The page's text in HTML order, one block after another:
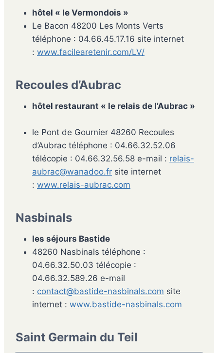
hôtel « le Vermondois »
Le Bacon 48200 Les Monts Verts
téléphone : 04.66.45.17.16 site internet
: www.facilearetenir.com/LV/
Recoules d’Aubrac
hôtel restaurant « le relais de l’Aubrac »
le Pont de Gournier 48260 Recoules
d’Aubrac téléphone : 04.66.32.52.06
télécopie : 04.66.32.56.58 e-mail : relais-
aubrac@wanadoo.fr site internet
: www.relais-aubrac.com
Nasbinals
les séjours Bastide
48260 Nasbinals téléphone :
04.66.32.50.03 télécopie :
04.66.32.589.26 e-mail
: contact@bastide-nasbinals.com site
internet : www.bastide-nasbinals.com
Saint Germain du Teil